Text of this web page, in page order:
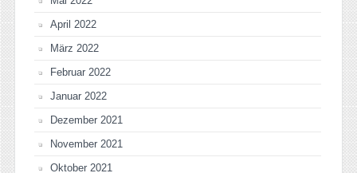
April 2022
März 2022
Februar 2022
Januar 2022
Dezember 2021
November 2021
Oktober 2021